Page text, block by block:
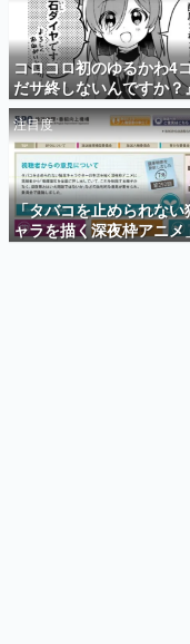
ゲーム
名作ゲー
聞きし、
きます。
赫本
この物語
の形をし
新世代
これから
の姿を追
コロコロ初のゆるかわ4
だサ終しないんですか？
スタート。主人公は新入
侘石ダイヤ、ゲーム会社
にトラブルへ対応する社
を描く
注目度
「タバコを止められない
ャラを描く深夜枠アニメ
聴者の一部から批判意見